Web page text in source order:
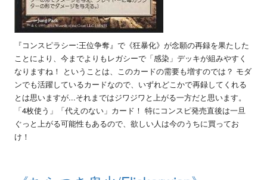
『コンスピラシー:王位争奪』で《狂暴化》が念願の再録を果たした
ことにより、今までよりもレガシーで「感染」デッキが組みやすく
なりますね！ ということは、このカードの需要も増すのでは？ モダ
ンでも活躍しているカードなので、いずれどこかで再録してくれる
とは思いますが...それまではジワジワと上がる一方だと思います。
「4枚使う」「代えのない」カード！ 特にコンスピ発売直後は一旦
ぐっと上がる可能性もあるので、欲しい人は今のうちに買ってお
け！